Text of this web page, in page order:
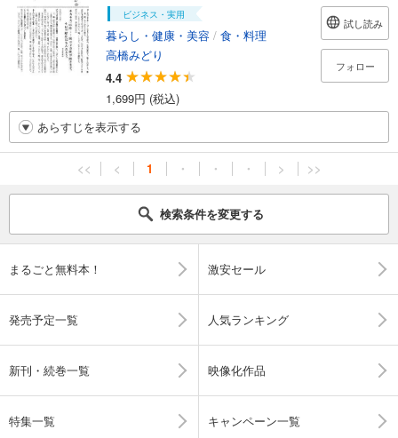
ビジネス・実用
暮らし・健康・美容 / 食・料理
高橋みどり
4.4
1,699円 (税込)
試し読み
フォロー
あらすじを表示する
<< < 1 ・ ・ ・ > >>
検索条件を変更する
まるごと無料本！ 激安セール
発売予定一覧 人気ランキング
新刊・続巻一覧 映像化作品
特集一覧 キャンペーン一覧